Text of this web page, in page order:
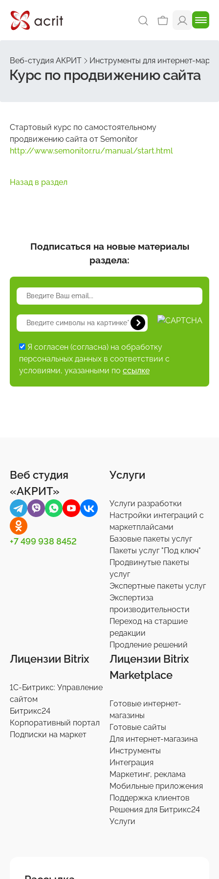
Веб-студия АКРИТ Инструменты для интернет-
Курс по продвижению сайта
Стартовый курс по самостоятельному
продвижению сайта от Semonitor
http://www.semonitor.ru/manual/start.html
Назад в раздел
Подписаться на новые материалы
раздела:
Я согласен (согласна) на обработку
персональных данных в соответствии с
условиями, указанными по ссылке
Веб студия
«АКРИТ»
+7 499 938 8452
Услуги
Услуги разработки
Настройки интеграций с
маркетплайсами
Базовые пакеты услуг
Пакеты услуг "Под ключ"
Продвинутые пакеты
услуг
Экспертные пакеты услуг
Экспертиза
производительности
Переход на старшие
редакции
Продление решений
Лицензии Bitrix
1С-Битрикс: Управление
сайтом
Битрикс24
Корпоративный портал
Подписки на маркет
Лицензии Bitrix
Marketplace
Готовые интернет-
магазины
Готовые сайты
Для интернет-магазина
Инструменты
Интеграция
Маркетинг, реклама
Мобильные приложения
Поддержка клиентов
Решения для Битрикс24
Услуги